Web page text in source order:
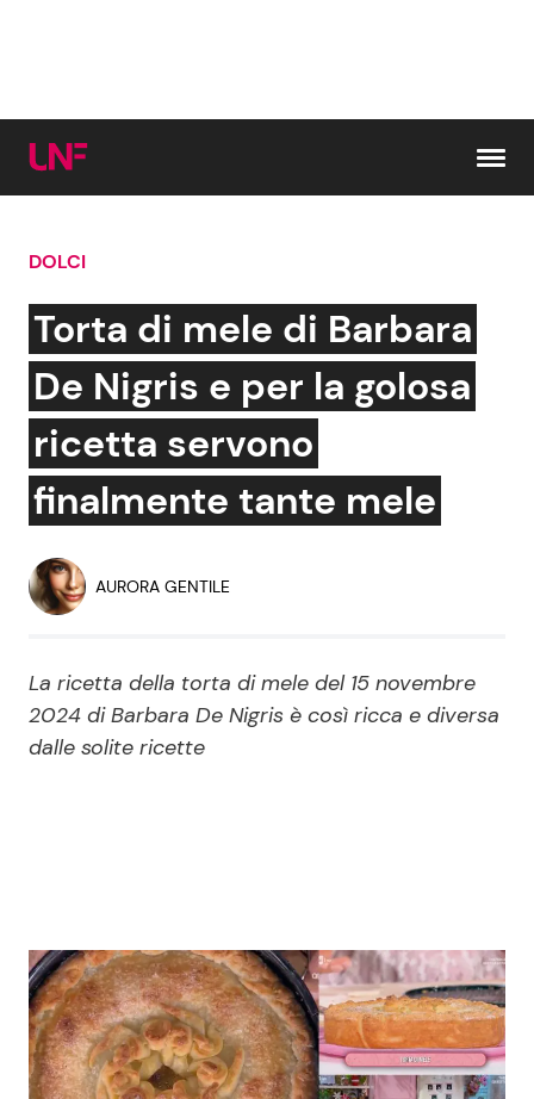
Cerca:
News e Cronaca
Attualità Italiana
Dal Mondo
Economia
Persone Scomparse
Politica
Gossip e TV
Bellezze VIP
Coppie VIP
Reality e Talent
News Musica
News Spettacolo
DOLCI
Torta di mele di Barbara
De Nigris e per la golosa
ricetta servono
finalmente tante mele
AURORA GENTILE
La ricetta della torta di mele del 15 novembre
2024 di Barbara De Nigris è così ricca e diversa
dalle solite ricette